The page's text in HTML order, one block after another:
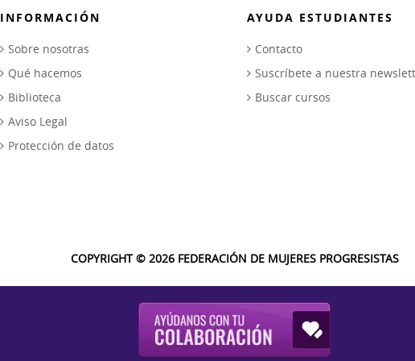
INFORMACIÓN
Sobre nosotras
Qué hacemos
Biblioteca
Aviso Legal
Protección de datos
AYUDA ESTUDIANTES
Contacto
Suscríbete a nuestra
Buscar cursos
COPYRIGHT © 2026 FEDERACIÓN DE MUJERES PROGRESISTAS